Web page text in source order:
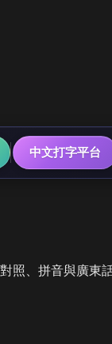
中文打字平台
照、拼音與廣東